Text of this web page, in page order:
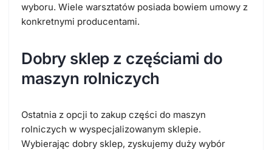
wyboru. Wiele warsztatów posiada bowiem umowy z
konkretnymi producentami.
Dobry sklep z częściami do
maszyn rolniczych
Ostatnia z opcji to zakup części do maszyn
rolniczych w wyspecjalizowanym sklepie.
Wybierając dobry sklep, zyskujemy duży wybór